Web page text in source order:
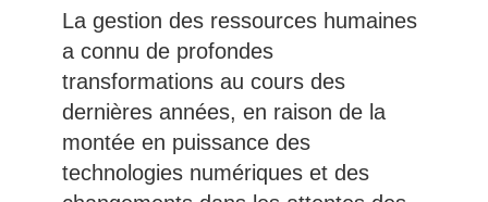
La gestion des ressources humaines
a connu de profondes
transformations au cours des
dernières années, en raison de la
montée en puissance des
technologies numériques et des